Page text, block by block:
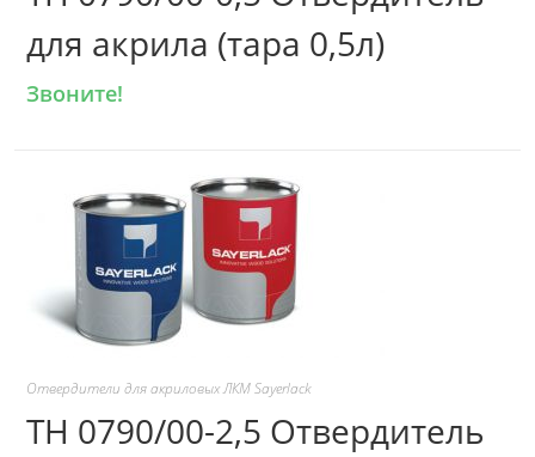
для акрила (тара 0,5л)
Звоните!
Отвердители для акриловых ЛКМ Sayerlack
TH 0790/00-2,5 Отвердитель